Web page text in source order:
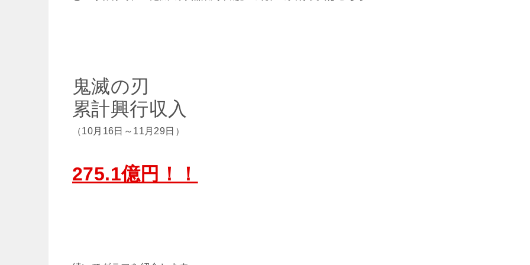
鬼滅の刃
累計興行収入
（10月16日～11月29日）
275.1億円！！